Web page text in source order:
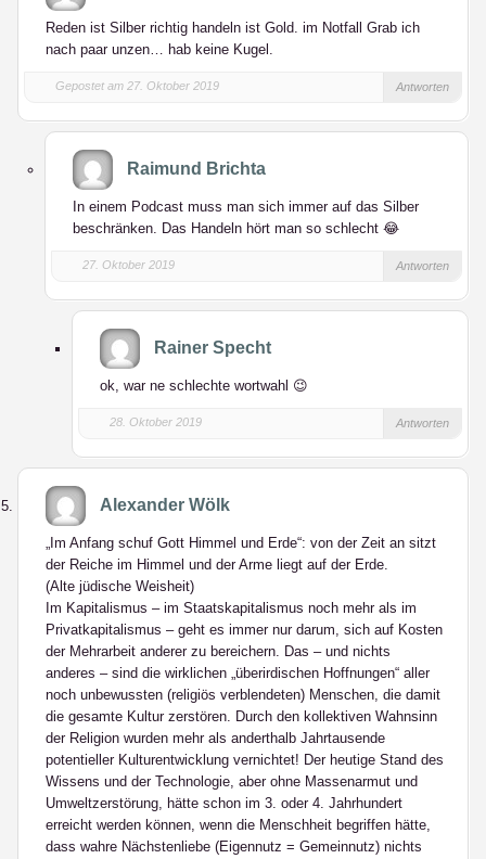
Reden ist Silber richtig handeln ist Gold. im Notfall Grab ich
nach paar unzen… hab keine Kugel.
Gepostet am 27. Oktober 2019 Antworten
Raimund Brichta
In einem Podcast muss man sich immer auf das Silber
beschränken. Das Handeln hört man so schlecht 😂
27. Oktober 2019 Antworten
Rainer Specht
ok, war ne schlechte wortwahl 😉
28. Oktober 2019 Antworten
Alexander Wölk
„Im Anfang schuf Gott Himmel und Erde“: von der Zeit an sitzt
der Reiche im Himmel und der Arme liegt auf der Erde.
(Alte jüdische Weisheit)
Im Kapitalismus – im Staatskapitalismus noch mehr als im
Privatkapitalismus – geht es immer nur darum, sich auf Kosten
der Mehrarbeit anderer zu bereichern. Das – und nichts
anderes – sind die wirklichen „überirdischen Hoffnungen“ aller
noch unbewussten (religiös verblendeten) Menschen, die damit
die gesamte Kultur zerstören. Durch den kollektiven Wahnsinn
der Religion wurden mehr als anderthalb Jahrtausende
potentieller Kulturentwicklung vernichtet! Der heutige Stand des
Wissens und der Technologie, aber ohne Massenarmut und
Umweltzerstörung, hätte schon im 3. oder 4. Jahrhundert
erreicht werden können, wenn die Menschheit begriffen hätte,
dass wahre Nächstenliebe (Eigennutz = Gemeinnutz) nichts